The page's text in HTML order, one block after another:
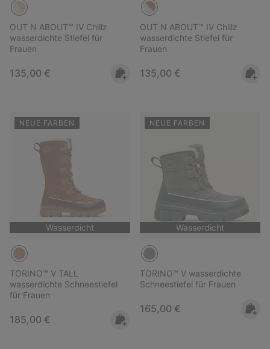
OUT N ABOUT™ IV Chillz
wasserdichte Stiefel für
Frauen
Regular price:
135,00 €
OUT N ABOUT™ IV Chillz
wasserdichte Stiefel für
Frauen
Regular price:
135,00 €
NEUE FARBEN
Wasserdicht
TORINO™ V TALL
wasserdichte Schneestiefel
für Frauen
Regular price:
185,00 €
NEUE FARBEN
Wasserdicht
TORINO™ V wasserdichte
Schneestiefel für Frauen
Regular price:
165,00 €